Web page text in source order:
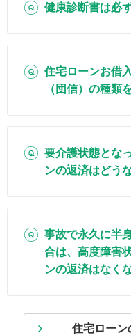
健康診断書は必
住宅ローンお借
（団信）の種類
要介護状態とな
ンの返済はどう
事故で永久に半
合は、高度障害
ンの返済はなく
住宅ローン